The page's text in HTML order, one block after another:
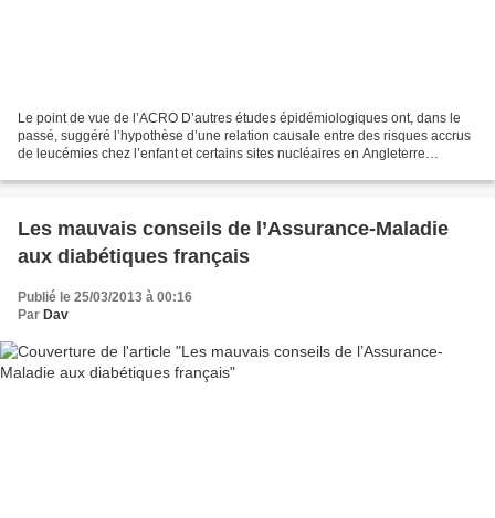
Le point de vue de l’ACRO D’autres études épidémiologiques ont, dans le
passé, suggéré l’hypothèse d’une relation causale entre des risques accrus
de leucémies chez l’enfant et certains sites nucléaires en Angleterre
Les mauvais conseils de l’Assurance-Maladie
aux diabétiques français
Publié le 25/03/2013 à 00:16
Par Dav